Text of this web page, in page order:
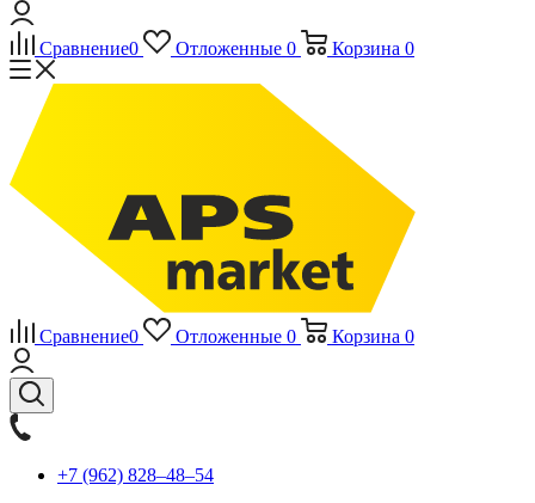
Сравнение0 Отложенные 0 Корзина 0
Сравнение0 Отложенные 0 Корзина 0
+7 (962) 828‒48‒54